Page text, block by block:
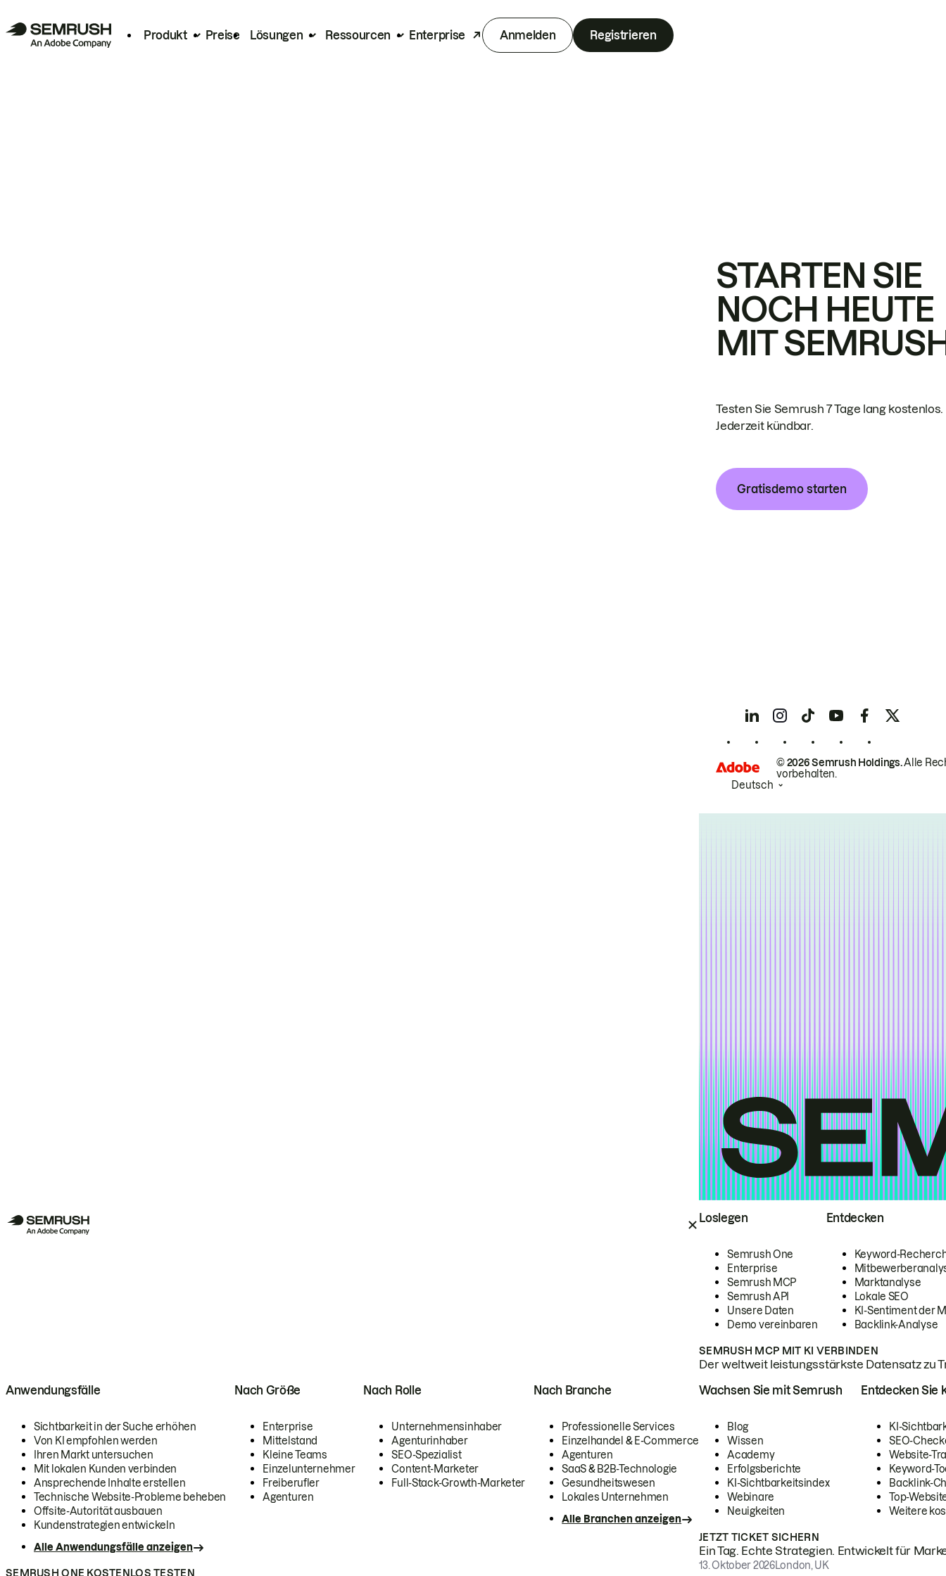
Produkt Preise Lösungen Ressourcen Enterprise Anmelden Registrieren
Loslegen
Semrush One
Enterprise
Semrush MCP
Semrush API
Unsere Daten
Demo vereinbaren
Entdecken
Keyword-
Marktanalyse
Lokale SEO
KI-Sentiment der
Backlink-Analyse
SEMRUSH MCP MIT KI VERBINDEN
Der weltweit leistungsstärkste Datensatz zu
Anwendungsfälle
Sichtbarkeit in der Suche erhöhen
Von KI empfohlen werden
Ihren Markt untersuchen
Mit lokalen Kunden verbinden
Ansprechende Inhalte erstellen
Technische Website-Probleme beheben
Offsite-Autorität ausbauen
Kundenstrategien entwickeln
Alle Anwendungsfälle anzeigen
Nach Größe
Enterprise
Mittelstand
Kleine Teams
Einzelunternehmer
Freiberufler
Agenturen
Nach Rolle
Unternehmensinhaber
Agenturinhaber
SEO-Spezialist
Content-Marketer
Full-Stack-Growth-Marketer
Nach Branche
Professionelle Services
Einzelhandel & E-Commerce
Agenturen
SaaS & B2B-Technologie
Gesundheitswesen
Lokales Unternehmen
Alle Branchen anzeigen
SEMRUSH ONE KOSTENLOS TESTEN
Wachsen Sie mit Semrush
Blog
Wissen
Academy
Erfolgsberichte
KI-Sichtbarkeitsindex
Webinare
Neuigkeiten
Entdecken Sie
KI-
SEO-
Website-
Keyword-
Backlink-
Top-
Weitere
JETZT TICKET SICHERN
Ein Tag. Echte Strategien. Entwickelt für
13. Oktober 2026London, UK
STARTEN SIE
NOCH HEUTE
MIT
Testen Sie Semrush 7 Tage lang kostenlos.
Jederzeit kündbar.
Gratisdemo starten
© 2026 Semrush Holdings.Alle
vorbehalten.
Deutsch